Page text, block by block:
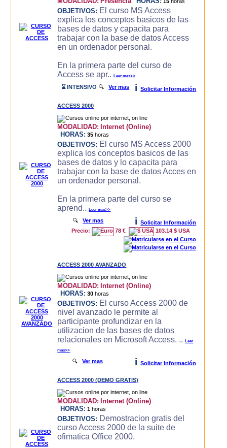
OBJETIVOS: El curso MS Access
explica los conceptos basicos de las
bases de datos y capacita para
trabajar con la base de datos Access
en un ordenador personal.
En la primera parte del curso de
Access se apr..Leer mas>>
⌛ INTENSIVO 🔍Ver mas i Solicitar Información
ACCESS 2000
MODALIDAD: Internet (Online)
HORAS: 35 horas
OBJETIVOS: El curso MS Access 2000
explica los conceptos basicos de las
bases de datos y lo capacita para
trabajar con la base de datos Acces en
un ordenador personal.
En la primera parte del curso se
aprend..Leer mas>>
🔍Ver mas i
Solicitar Información
Precio:
78 € 103.14 $ USA
ACCESS 2000 AVANZADO
MODALIDAD: Internet (Online)
HORAS: 30 horas
OBJETIVOS: El curso Access 2000 de
nivel avanzado le permite al
participante profundizar en la
utilizacion de las bases de datos
relacionales en Microsoft Access. ..Leer
mas>>
🔍Ver mas i Solicitar Información
ACCESS 2000 (DEMO GRATIS)
MODALIDAD: Internet (Online)
HORAS: 1 horas
OBJETIVOS: Demostracion gratis del
curso Access 2000 de la suite de
ofimatica Office 2000.